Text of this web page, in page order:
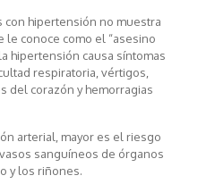
con hipertensión no muestra
conoce como el “asesino
hipertensión causa síntomas
respiratoria, vértigos,
del corazón y hemorragias
arterial, mayor es el riesgo
sanguíneos de órganos
y los riñones.